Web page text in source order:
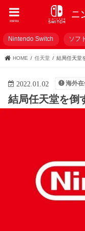
menu
Nintendo Switch ソフ
HOME 任天堂 結局任天堂
2022.01.02 海外
結局任天堂を倒